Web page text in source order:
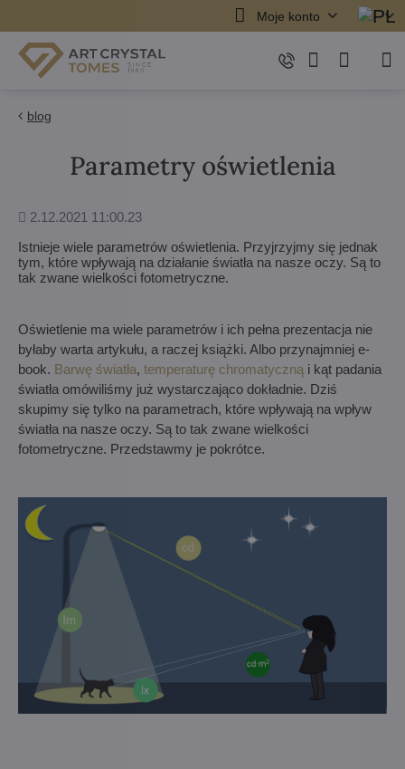
Moje konto
blog
Parametry oświetlenia
Dodane
2.12.2021 11:00.23
Istnieje wiele parametrów oświetlenia. Przyjrzyjmy się jednak
tym, które wpływają na działanie światła na nasze oczy. Są to
tak zwane wielkości fotometryczne.
Oświetlenie ma wiele parametrów i ich pełna prezentacja nie
byłaby warta artykułu, a raczej książki. Albo przynajmniej e-
book. Barwę światła, temperaturę chromatyczną i kąt padania
światła omówiliśmy już wystarczająco dokładnie. Dziś
skupimy się tylko na parametrach, które wpływają na wpływ
światła na nasze oczy. Są to tak zwane wielkości
fotometryczne. Przedstawmy je pokrótce.